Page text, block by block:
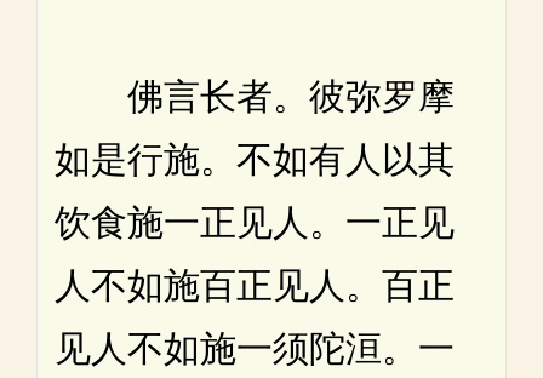
佛言长者。彼弥罗摩
如是行施。不如有人以其
饮食施一正见人。一正见
人不如施百正见人。百正
见人不如施一须陀洹。一